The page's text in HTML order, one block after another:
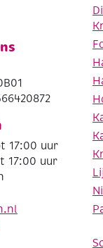
17:00 uur
17:00 uur